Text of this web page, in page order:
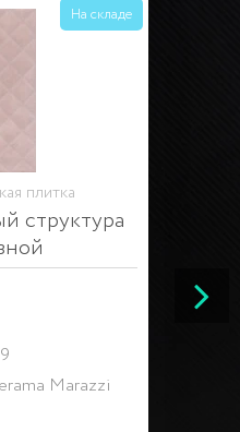
На складе
плитка
структура
Marazzi